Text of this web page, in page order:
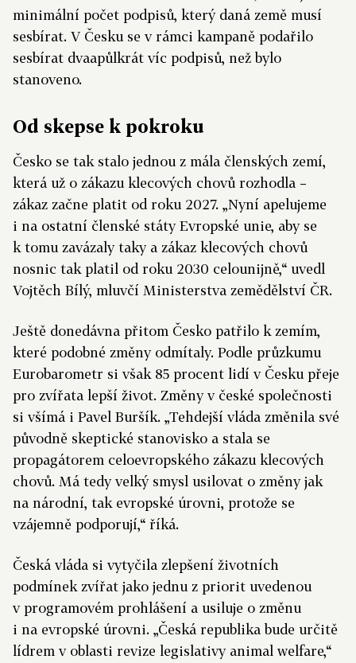
minimální počet podpisů, který daná země musí
sesbírat. V Česku se v rámci kampaně podařilo
sesbírat dvaapůlkrát víc podpisů, než bylo
stanoveno.
Od skepse k pokroku
Česko se tak stalo jednou z mála členských zemí,
která už o zákazu klecových chovů rozhodla –
zákaz začne platit od roku 2027. „Nyní apelujeme
i na ostatní členské státy Evropské unie, aby se
k tomu zavázaly taky a zákaz klecových chovů
nosnic tak platil od roku 2030 celounijně,“ uvedl
Vojtěch Bílý, mluvčí Ministerstva zemědělství ČR.
Ještě donedávna přitom Česko patřilo k zemím,
které podobné změny odmítaly. Podle průzkumu
Eurobarometr si však 85 procent lidí v Česku přeje
pro zvířata lepší život. Změny v české společnosti
si všímá i Pavel Buršík. „Tehdejší vláda změnila své
původně skeptické stanovisko a stala se
propagátorem celoevropského zákazu klecových
chovů. Má tedy velký smysl usilovat o změny jak
na národní, tak evropské úrovni, protože se
vzájemně podporují,“ říká.
Česká vláda si vytyčila zlepšení životních
podmínek zvířat jako jednu z priorit uvedenou
v programovém prohlášení a usiluje o změnu
i na evropské úrovni. „Česká republika bude určitě
lídrem v oblasti revize legislativy animal welfare,“